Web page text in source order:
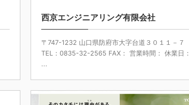
西京エンジニアリング有限会社
〒747-1232 山口県防府市大字台道３０１１－７
TEL：0835-32-2565 FAX： 営業時間： 休業日：
...